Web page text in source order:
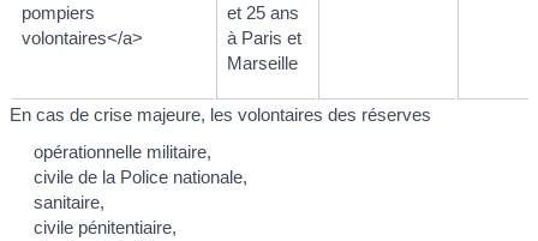
pompiers
volontaires</a>
et 25 ans
à Paris et
Marseille
En cas de crise majeure, les volontaires des réserves
opérationnelle militaire,
civile de la Police nationale,
sanitaire,
civile pénitentiaire,